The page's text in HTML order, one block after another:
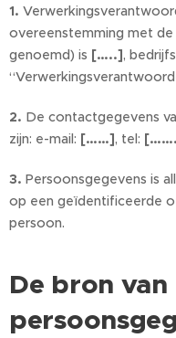
1.
overeenstemming met de
genoemd) is […..],
2. De contactgegevens
zijn: e-mail: [……], tel:
3. Persoonsgegevens is
op een geïdentificeerde
persoon.
De bron van